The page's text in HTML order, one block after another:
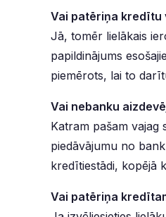
Vai patēriņa kredītu
Jā, tomēr lielākais
papildinājums
piemērots, lai to
Vai nebanku
Katram pašam vajag
piedāvājumu no
kredītiestādi, kopējā
Vai patēriņa